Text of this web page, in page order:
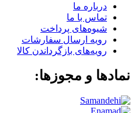
درباره ما
تماس با ما
شیوه‌های پرداخت
رویه ارسال سفارشات
رویه‌های بازگرداندن کالا
نمادها و مجوزها: